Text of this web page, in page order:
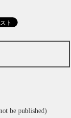
be published)